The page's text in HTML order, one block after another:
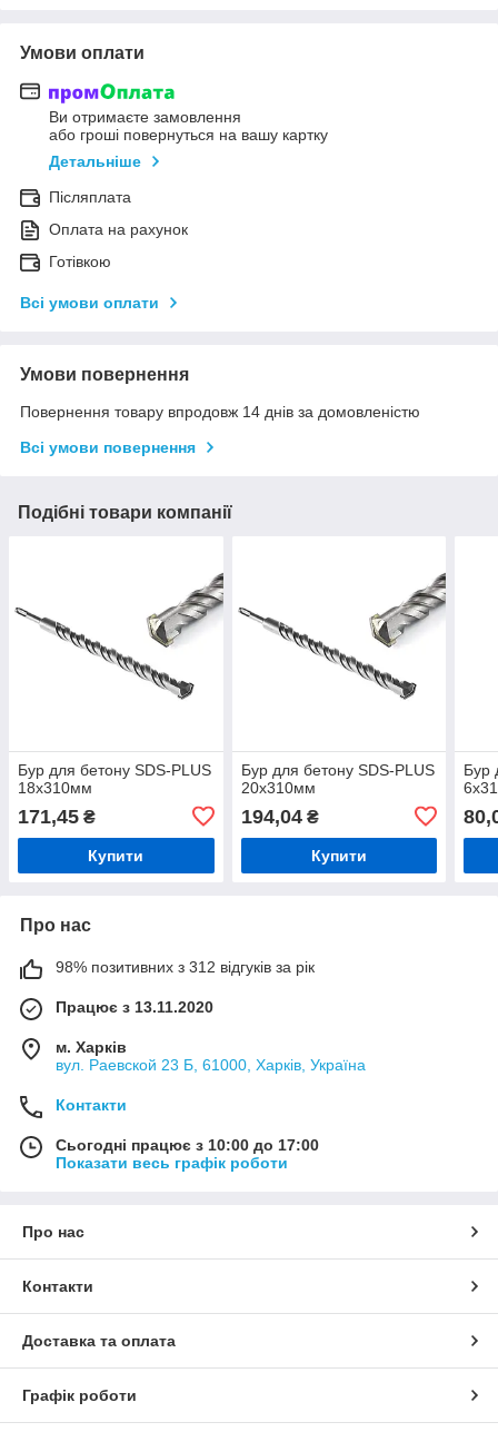
Умови оплати
Ви отримаєте замовлення
або гроші повернуться на вашу картку
Детальніше
Післяплата
Оплата на рахунок
Готівкою
Всі умови оплати
Умови повернення
Повернення товару впродовж 14 днів за домовленістю
Всі умови повернення
Подібні товари компанії
Бур для бетону SDS-PLUS
18х310мм
171,45 ₴
Купити
Бур для бетону SDS-PLUS
20х310мм
194,04₴
Купити
Бур
Про нас
98% позитивних з 312 відгуків за рік
Працює з 13.11.2020
м. Харків
вул. Раевской 23 Б, 61000, Харків, Україна
Контакти
Сьогодні працює з 10:00 до 17:00
Показати весь графік роботи
Про нас
Контакти
Доставка та оплата
Графік роботи